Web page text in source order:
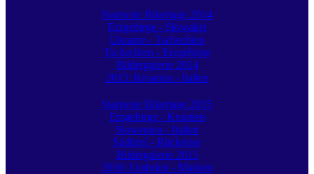
Startseite Bikertage 2014
Erzgebirge - Slowakei
Ukraine - Tschechien
Tschechien - Erzgebirge
Bildergalerie 2014
2015: Kroatien - Italien
Startseite Bikertage 2015
Erzgebirge - Kroatien
Slowenien - Italien
Südtirol - Rückreise
Bildergalerie 2015
2016: Umbrien - Marken